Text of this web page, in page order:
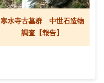
寒水寺古墓群 中世石造物
調査【報告】